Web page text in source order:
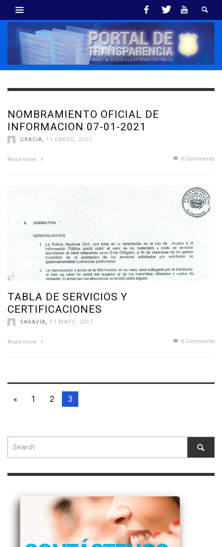
NOMBRAMIENTO OFICIAL DE
INFORMACION 07-01-2021
GRACIA, 11 ENERO, 2021
Read more 0 Comments
TABLA DE SERVICIOS Y
CERTIFICACIONES
SARAVIA, 17 MAYO, 2017
Read more 0 Comments
« 1 2 3